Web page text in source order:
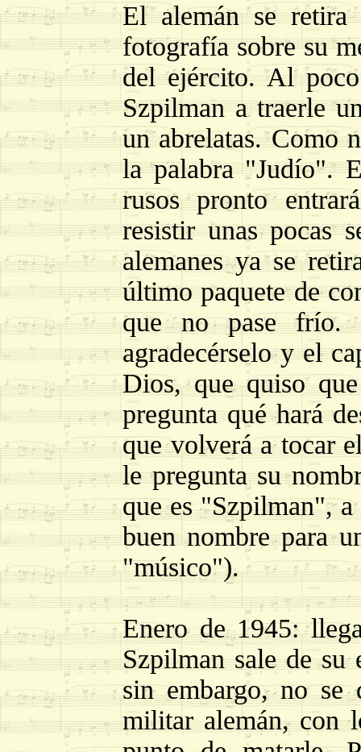
El alemán se
fotografía sobre su
del ejército. Al
Szpilman a traerle
un abrelatas. Como
la palabra "Judío".
rusos pronto
resistir unas pocas
alemanes ya se
último paquete de
que no pase frío.
agradecérselo y el
Dios, que quiso
pregunta qué hará
que volverá a tocar
le pregunta su
que es "Szpilman",
buen nombre para
"músico").
Enero de 1945:
Szpilman sale de su
sin embargo, no se
militar alemán, con